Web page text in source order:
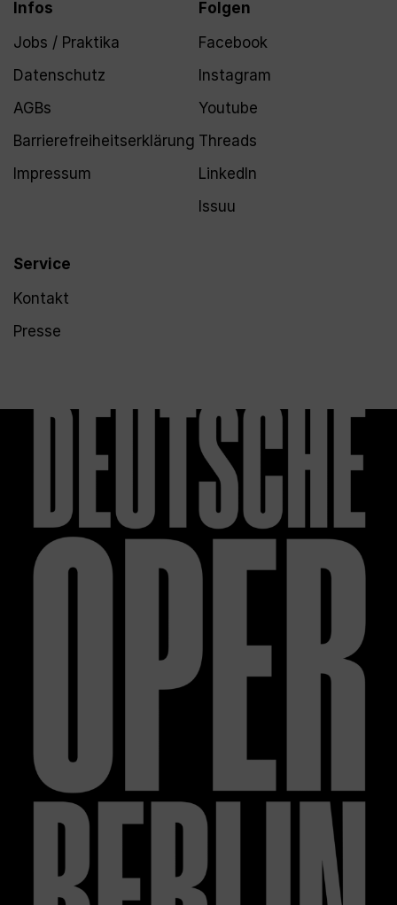
Infos
Jobs / Praktika
Datenschutz
AGBs
Barrierefreiheitserklärung
Impressum
Service
Kontakt
Presse
Folgen
Facebook
Instagram
Youtube
Threads
LinkedIn
Issuu